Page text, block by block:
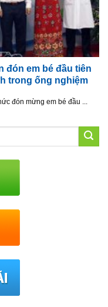
đón em bé đầu tiên
trong ống nghiệm
đón mừng em bé đầu ...